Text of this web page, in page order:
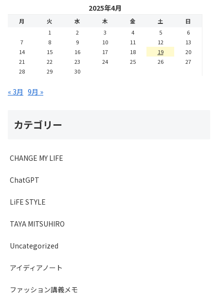
2025年4月
月 火 水 木 金 土
日
1
2 3 4 5
6
7
8 9 10 11 12
13
14
15 16 17 18 19
20
21
22 23 24 25 26
27
28
29 30
« 3月 9月 »
カテゴリー
CHANGE MY LIFE
ChatGPT
LiFE STYLE
TAYA MITSUHIRO
Uncategorized
アイディアノート
ファッション講義メモ